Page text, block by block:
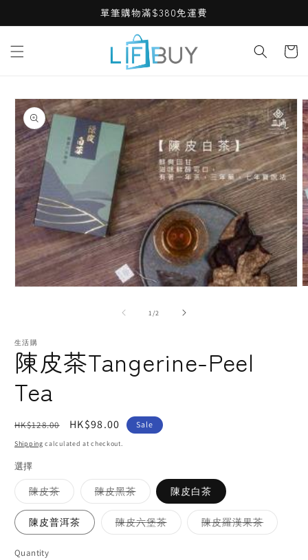
單筆購物滿$380免運費
Cart
Skip to
product
information
1/of2
生活購
陳皮茶Tangerine-Peel
Tea
Regular
price
HK$128.00
Sale
price
HK$98.00 Sale
Shipping calculated at checkout.
選擇
陳皮茶Variant
sold
out
or
unavailable
陳皮黑茶Variant
sold
out
or
unavailable
陳皮白茶
陳皮普洱茶 陳皮六堡茶Variant
sold
陳皮羅漢果茶Variant
sold
Quantity